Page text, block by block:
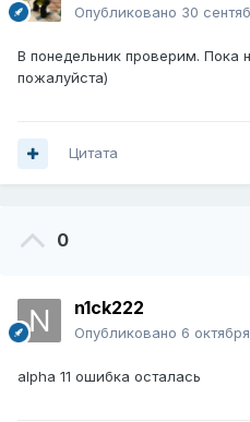
Опубликовано 30
В понедельник проверим. Пока
пожалуйста)
Цитата
0
n1ck222
Опубликовано 6
alpha 11 ошибка осталась